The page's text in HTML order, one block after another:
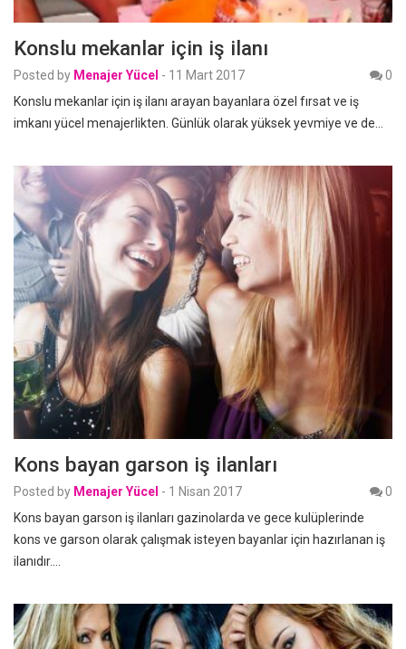
Konslu mekanlar için iş ilanı
Posted by Menajer Yücel - 11 Mart 2017
0
Konslu mekanlar için iş ilanı arayan bayanlara özel fırsat ve iş
imkanı yücel menajerlikten. Günlük olarak yüksek yevmiye ve de…
Kons bayan garson iş ilanları
Posted by Menajer Yücel - 1 Nisan 2017
0
Kons bayan garson iş ilanları gazinolarda ve gece kulüplerinde
kons ve garson olarak çalışmak isteyen bayanlar için hazırlanan iş
ilanıdır.…